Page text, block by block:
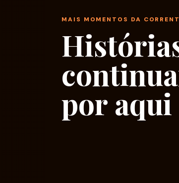
MAIS MOMENTOS DA
por aqui